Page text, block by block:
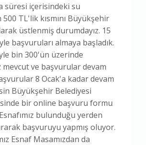
süresi içerisindeki su
500 TL'lik kısmını Büyükşehir
üstlenmiş durumdayız. 15
başvuruları almaya başladık.
bin 300'ün üzerinde
ve başvurular devam
8 Ocak'a kadar devam
Büyükşehir Belediyesi
bir online başvuru formu
bulunduğu yerden
başvuruyu yapmış oluyor.
Esnaf Masamızdan da